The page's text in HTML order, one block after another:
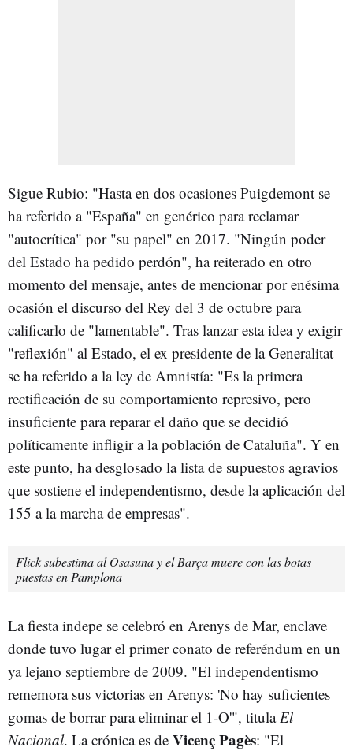
Sigue Rubio: "Hasta en dos ocasiones Puigdemont se
ha referido a "España" en genérico para reclamar
"autocrítica" por "su papel" en 2017. "Ningún poder
del Estado ha pedido perdón", ha reiterado en otro
momento del mensaje, antes de mencionar por enésima
ocasión el discurso del Rey del 3 de octubre para
calificarlo de "lamentable". Tras lanzar esta idea y exigir
"reflexión" al Estado, el ex presidente de la Generalitat
se ha referido a la ley de Amnistía: "Es la primera
rectificación de su comportamiento represivo, pero
insuficiente para reparar el daño que se decidió
políticamente infligir a la población de Cataluña". Y en
este punto, ha desglosado la lista de supuestos agravios
que sostiene el independentismo, desde la aplicación del
155 a la marcha de empresas".
Flick subestima al Osasuna y el Barça muere con las botas
puestas en Pamplona
La fiesta indepe se celebró en Arenys de Mar, enclave
donde tuvo lugar el primer conato de referéndum en un
ya lejano septiembre de 2009. "El independentismo
rememora sus victorias en Arenys: 'No hay suficientes
gomas de borrar para eliminar el 1-O'", titula El
Nacional. La crónica es de Vicenç Pagès: "El